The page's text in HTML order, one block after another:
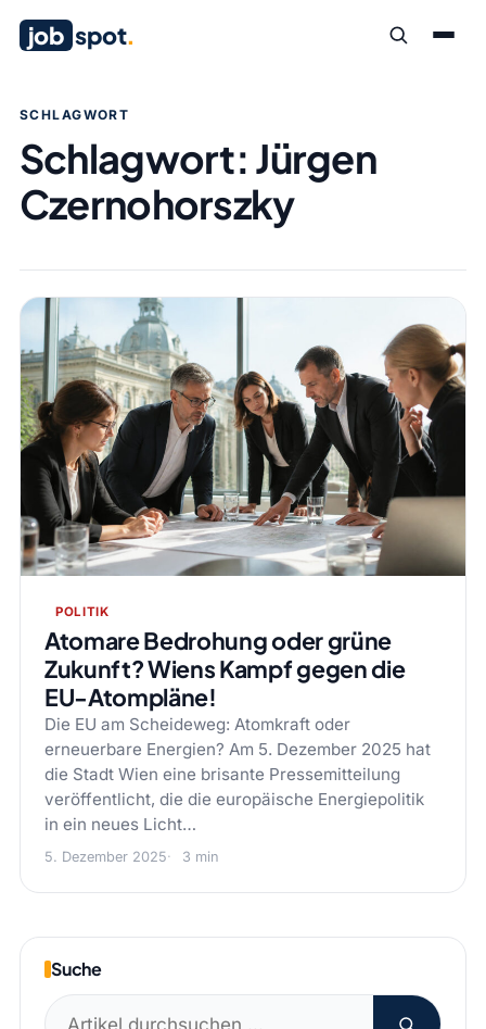
job spot.
SCHLAGWORT
Schlagwort:Jürgen
Czernohorszky
POLITIK
Atomare Bedrohung oder grüne
Zukunft? Wiens Kampf gegen die
EU-Atompläne!
Die EU am Scheideweg: Atomkraft oder
erneuerbare Energien? Am 5. Dezember 2025 hat
die Stadt Wien eine brisante Pressemitteilung
veröffentlicht, die die europäische Energiepolitik
in ein neues Licht…
5. Dezember 2025 3 min
Suche
Suchen